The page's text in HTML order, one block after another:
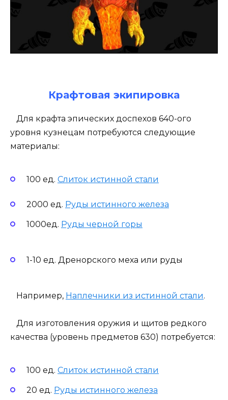
Крафтовая экипировка
Для крафта эпических доспехов 640-ого
уровня кузнецам потребуются следующие
материалы:
100 ед. Слиток истинной стали
2000 ед. Руды истинного железа
1000ед. Руды черной горы
1-10 ед. Дренорского меха или руды
Например, Наплечники из истинной стали.
Для изготовления оружия и щитов редкого
качества (уровень предметов 630) потребуется:
100 ед. Слиток истинной стали
20 ед. Руды истинного железа